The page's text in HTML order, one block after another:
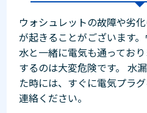
ウォシュレットの故障や劣
が起きることがございます
水と一緒に電気も通ってお
するのは大変危険です。 水
た時には、すぐに電気プラ
連絡ください。